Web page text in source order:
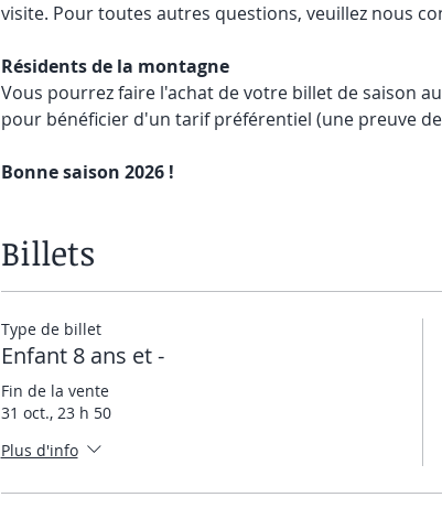
visite. Pour toutes autres questions, veuillez nous
Résidents de la montagne
Vous pourrez faire l'achat de votre billet de saison
pour bénéficier d'un tarif préférentiel (une preuve
Bonne saison 2026 !
Billets
Type de billet
Enfant 8 ans et -
Fin de la vente
31 oct., 23 h 50
Plus d'info